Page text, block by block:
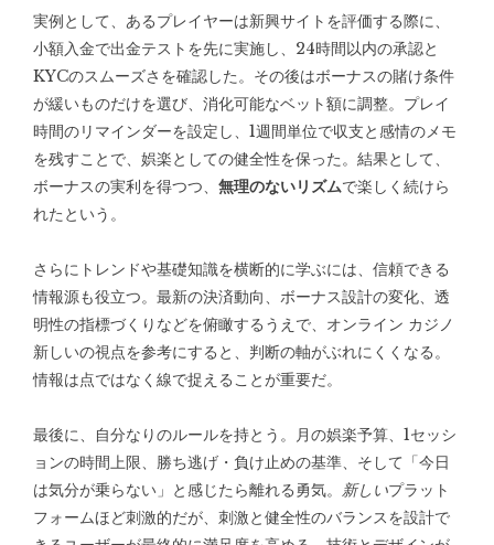
実例として、あるプレイヤーは新興サイトを評価する際に、
小額入金で出金テストを先に実施し、24時間以内の承認と
KYCのスムーズさを確認した。その後はボーナスの賭け条件
が緩いものだけを選び、消化可能なベット額に調整。プレイ
時間のリマインダーを設定し、1週間単位で収支と感情のメモ
を残すことで、娯楽としての健全性を保った。結果として、
ボーナスの実利を得つつ、 無理のないリズムで楽しく続けら
れたという。
さらにトレンドや基礎知識を横断的に学ぶには、信頼できる
情報源も役立つ。最新の決済動向、ボーナス設計の変化、透
明性の指標づくりなどを俯瞰するうえで、 オンライン カジノ
新しいの視点を参考にすると、判断の軸がぶれにくくなる。
情報は点ではなく線で捉えることが重要だ。
最後に、自分なりのルールを持とう。月の娯楽予算、1セッシ
ョンの時間上限、勝ち逃げ・負け止めの基準、そして「今日
は気分が乗らない」と感じたら離れる勇気。 新しいプラット
フォームほど刺激的だが、刺激と健全性のバランスを設計で